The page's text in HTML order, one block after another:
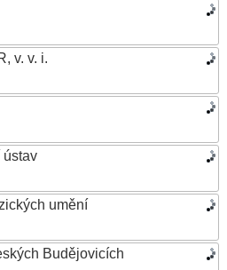
v. v. i.
ústav
umění
Budějovicích